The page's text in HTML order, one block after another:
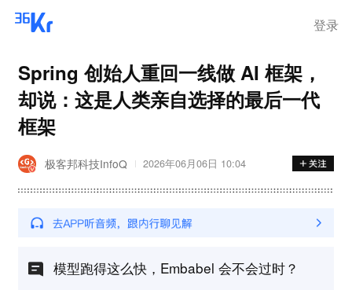
登录
Spring 创始人重回一线做 AI 框架，
却说：这是人类亲自选择的最后一代
框架
极客邦科技InfoQ 2026年06月06日 10:04
模型跑得这么快，Embabel 会不会过时？